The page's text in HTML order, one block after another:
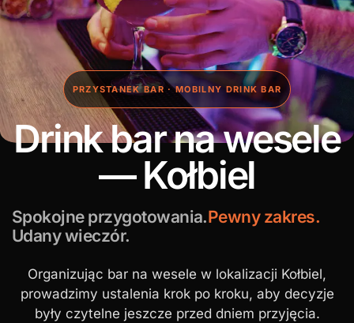
PRZYSTANEK BAR · MOBILNY DRINK BAR
Drink bar na wesele
— Kołbiel
Spokojne przygotowania.Pewny zakres.
Udany wieczór.
Organizując bar na wesele w lokalizacji Kołbiel,
prowadzimy ustalenia krok po kroku, aby decyzje
były czytelne jeszcze przed dniem przyjęcia.